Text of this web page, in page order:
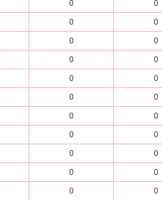
0 0
0 0
0 0
0 0
0 0
0 0
0 0
0 0
0 0
0 0
0 0